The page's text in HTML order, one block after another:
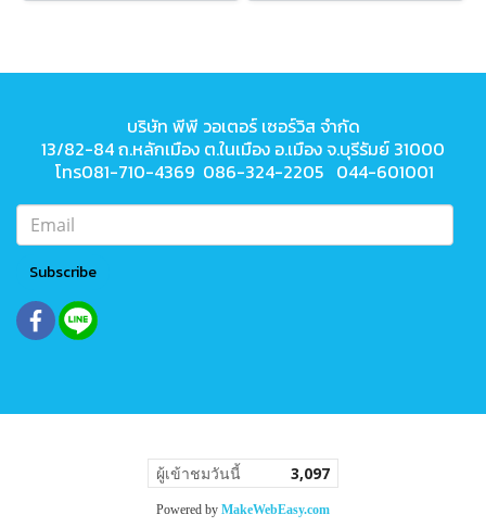
บริษัท พีพี วอเตอร์ เซอร์วิส จำกัด
13/82-84 ถ.หลักเมือง ต.ในเมือง อ.เมือง จ.บุรีรัมย์ 31000
โทร081-710-4369 086-324-2205 044-601001
Subscribe
ผู้เข้าชมวันนี้ 3,097
Powered by MakeWebEasy.com